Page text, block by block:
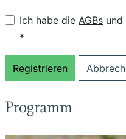
Ich habe die AGBs und
*
Programm